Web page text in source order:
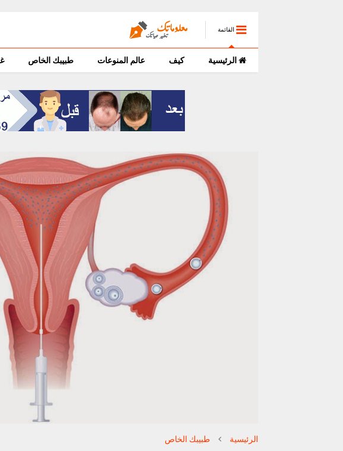
القائمة
الرئيسية كيف عالم المنوعات طبيبك الخاص
الرئيسية طبيبك الخاص